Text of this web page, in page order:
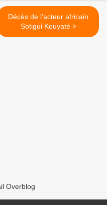
Décès de l'acteur africain
Sotigui Kouyaté >
Overblog